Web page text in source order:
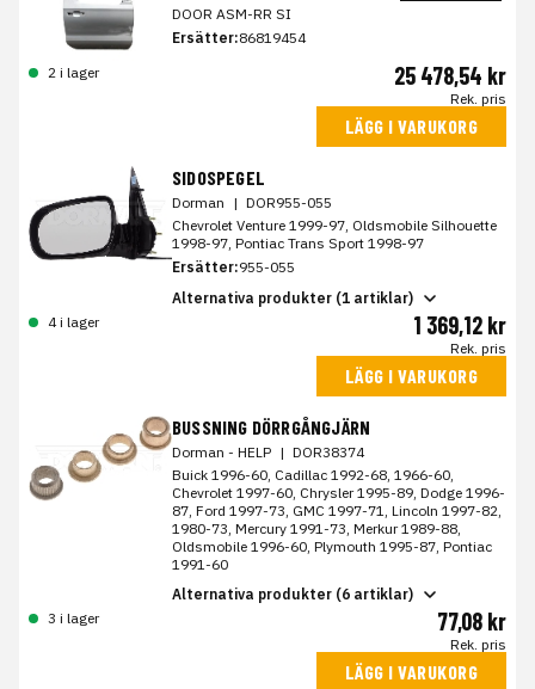
DOOR ASM-RR SI
Ersätter:86819454
2 i lager
25 478,54 kr
Rek. pris
LÄGG I VARUKORG
SIDOSPEGEL
Dorman | DOR955-055
Chevrolet Venture 1999-97, Oldsmobile Silhouette
1998-97, Pontiac Trans Sport 1998-97
Ersätter:955-055
Alternativa produkter (1 artiklar)
4 i lager
1 369,12 kr
Rek. pris
LÄGG I VARUKORG
BUSSNING DÖRRGÅNGJÄRN
Dorman - HELP | DOR38374
Buick 1996-60, Cadillac 1992-68, 1966-60,
Chevrolet 1997-60, Chrysler 1995-89, Dodge 1996-
87, Ford 1997-73, GMC 1997-71, Lincoln 1997-82,
1980-73, Mercury 1991-73, Merkur 1989-88,
Oldsmobile 1996-60, Plymouth 1995-87, Pontiac
1991-60
Alternativa produkter (6 artiklar)
3 i lager
77,08 kr
Rek. pris
LÄGG I VARUKORG